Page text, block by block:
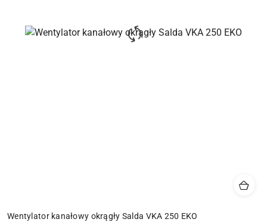
Wentylator kanałowy okrągły Salda VKA 250 EKO